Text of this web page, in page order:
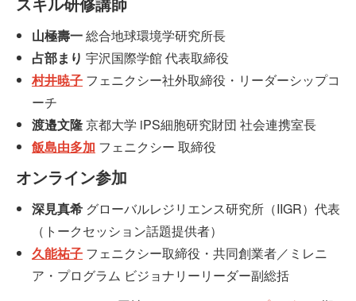
スキル研修講師
山極壽一総合地球環境学研究所長
占部まり 宇沢国際学館 代表取締役
村井暁子 フェニクシー社外取締役・リーダーシップコ
ーチ
渡邉文隆京都大学 iPS細胞研究財団 社会連携室長
飯島由多加 フェニクシー 取締役
オンライン参加
深見真希 グローバルレジリエンス研究所（IIGR）代表
（トークセッション話題提供者）
久能祐子 フェニクシー取締役・共同創業者／ミレニ
ア・プログラム ビジョナリーリーダー副総括